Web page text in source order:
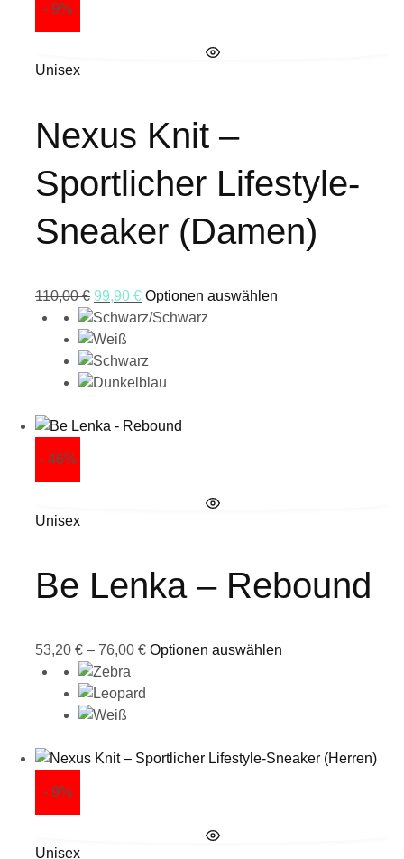
- 9%
Unisex
Nexus Knit –
Sportlicher Lifestyle-
Sneaker (Damen)
110,00€ 99,90 € Optionen auswählen
- 46%
Unisex
Be Lenka – Rebound
53,20 € – 76,00 € Optionen auswählen
- 9%
Unisex